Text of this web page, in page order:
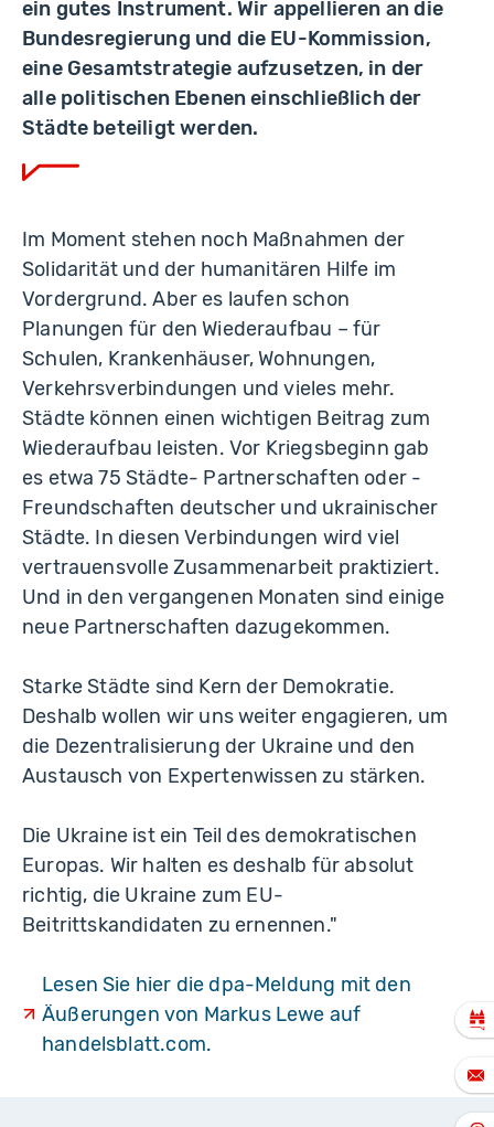
ein gutes Instrument. Wir appellieren an die
Bundesregierung und die EU-Kommission,
eine Gesamtstrategie aufzusetzen, in der
alle politischen Ebenen einschließlich der
Städte beteiligt werden.
Im Moment stehen noch Maßnahmen der
Solidarität und der humanitären Hilfe im
Vordergrund. Aber es laufen schon
Planungen für den Wiederaufbau – für
Schulen, Krankenhäuser, Wohnungen,
Verkehrsverbindungen und vieles mehr.
Städte können einen wichtigen Beitrag zum
Wiederaufbau leisten. Vor Kriegsbeginn gab
es etwa 75 Städte- Partnerschaften oder -
Freundschaften deutscher und ukrainischer
Städte. In diesen Verbindungen wird viel
vertrauensvolle Zusammenarbeit praktiziert.
Und in den vergangenen Monaten sind einige
neue Partnerschaften dazugekommen.
Starke Städte sind Kern der Demokratie.
Deshalb wollen wir uns weiter engagieren, um
die Dezentralisierung der Ukraine und den
Austausch von Expertenwissen zu stärken.
Die Ukraine ist ein Teil des demokratischen
Europas. Wir halten es deshalb für absolut
richtig, die Ukraine zum EU-
Beitrittskandidaten zu ernennen."
Lesen Sie hier die dpa-Meldung mit den
Äußerungen von Markus Lewe auf
handelsblatt.com.